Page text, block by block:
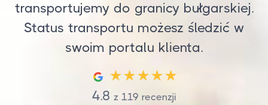
transportujemy do granicy bułgarskiej.
Status transportu możesz śledzić w
swoim portalu klienta.
4.8 z 119 recenzji